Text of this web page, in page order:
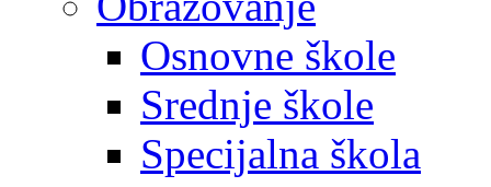
Osnovne škole
Srednje škole
Specijalna škola